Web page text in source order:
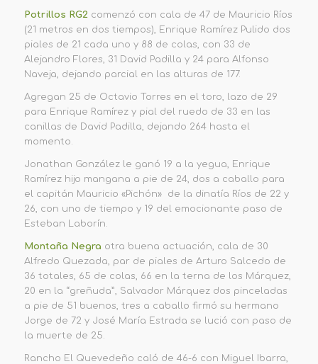
Potrillos RG2 comenzó con cala de 47 de Mauricio Ríos
(21 metros en dos tiempos), Enrique Ramírez Pulido dos
piales de 21 cada uno y 88 de colas, con 33 de
Alejandro Flores, 31 David Padilla y 24 para Alfonso
Naveja, dejando parcial en las alturas de 177.
Agregan 25 de Octavio Torres en el toro, lazo de 29
para Enrique Ramírez y pial del ruedo de 33 en las
canillas de David Padilla, dejando 264 hasta el
momento.
Jonathan González le ganó 19 a la yegua, Enrique
Ramírez hijo mangana a pie de 24, dos a caballo para
el capitán Mauricio «Pichón» de la dinatía Ríos de 22 y
26, con uno de tiempo y 19 del emocionante paso de
Esteban Laborín.
Montaña Negra otra buena actuación, cala de 30
Alfredo Quezada, par de piales de Arturo Salcedo de
36 totales, 65 de colas, 66 en la terna de los Márquez,
20 en la “greñuda”, Salvador Márquez dos pinceladas
a pie de 51 buenos, tres a caballo firmó su hermano
Jorge de 72 y José María Estrada se lució con paso de
la muerte de 25.
Rancho El Quevedeño caló de 46-6 con Miguel Ibarra,